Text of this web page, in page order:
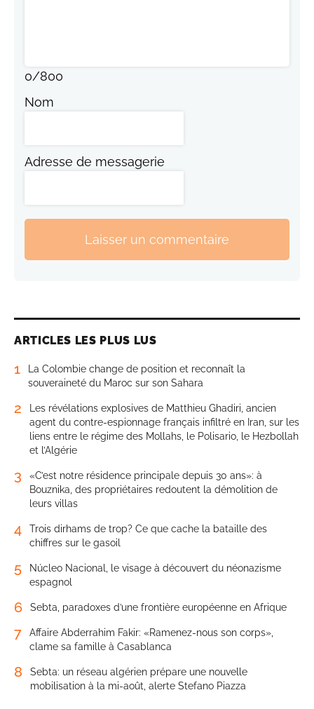
0/800
Nom
Adresse de messagerie
Laisser un commentaire
ARTICLES LES PLUS LUS
1
La Colombie change de position et reconnaît la
souveraineté du Maroc sur son Sahara
2
Les révélations explosives de Matthieu Ghadiri, ancien
agent du contre-espionnage français infiltré en Iran, sur les
liens entre le régime des Mollahs, le Polisario, le Hezbollah
et l’Algérie
3
«C’est notre résidence principale depuis 30 ans»: à
Bouznika, des propriétaires redoutent la démolition de
leurs villas
4
Trois dirhams de trop? Ce que cache la bataille des
chiffres sur le gasoil
5
Núcleo Nacional, le visage à découvert du néonazisme
espagnol
6 Sebta, paradoxes d’une frontière européenne en Afrique
7
Affaire Abderrahim Fakir: «Ramenez-nous son corps»,
clame sa famille à Casablanca
8
Sebta: un réseau algérien prépare une nouvelle
mobilisation à la mi-août, alerte Stefano Piazza